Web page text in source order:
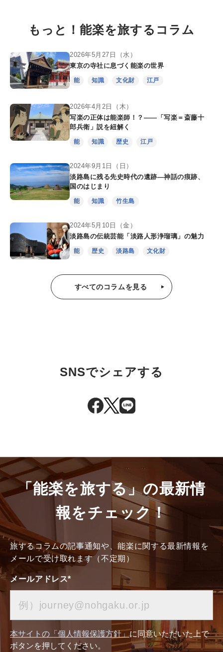
もっと！能楽を旅するコラム
2026年5月27日（水）
東京の寺社に息づく能楽の世界
能 知識 文化財 江戸
2026年4月2日（木）
写楽の正体は能楽師！？――「写楽＝斎藤十
郎兵衛」説を紐解く
能 知識 歴史 江戸
2024年9月1日（日）
淡路島に残る先史時代の遺跡―神話の痕跡、
国のはじまり
能 知識 竹生島
2024年5月10日（金）
淡路島の伝統芸能「淡路人形浄瑠璃」の魅力
能 歴史 淡路島 文化財
すべてのコラムを見る
SNSでシェアする
「能楽を旅する」の最新情
報をチェック！
旅するコラムの記事通知や、能楽に関する最新情報を
メールで受け取れます（不定期）
メールアドレス*
本サイトの「個人情報保護方針」に同意いただいた上で
ボタンを押してください。